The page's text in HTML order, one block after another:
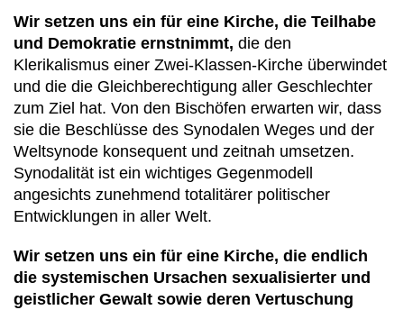
Wir setzen uns ein für eine Kirche, die Teilhabe
und Demokratie ernstnimmt, die den
Klerikalismus einer Zwei-Klassen-Kirche überwindet
und die die Gleichberechtigung aller Geschlechter
zum Ziel hat. Von den Bischöfen erwarten wir, dass
sie die Beschlüsse des Synodalen Weges und der
Weltsynode konsequent und zeitnah umsetzen.
Synodalität ist ein wichtiges Gegenmodell
angesichts zunehmend totalitärer politischer
Entwicklungen in aller Welt.
Wir setzen uns ein für eine Kirche, die endlich
die systemischen Ursachen sexualisierter und
geistlicher Gewalt sowie deren Vertuschung